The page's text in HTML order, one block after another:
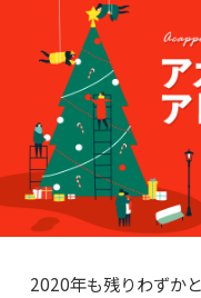
2020年も残りわずか